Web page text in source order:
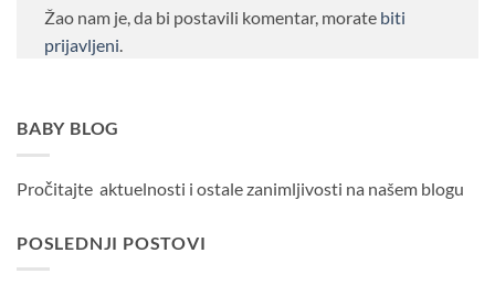
Žao nam je, da bi postavili komentar, morate biti
prijavljeni
BABY BLOG
Pročitajte aktuelnosti i ostale zanimljivosti na našem blogu
POSLEDNJI POSTOVI